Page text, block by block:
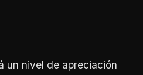
un nivel de apreciación